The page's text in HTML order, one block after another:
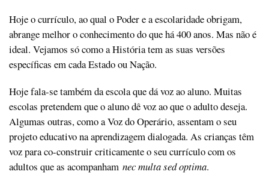
Hoje o currículo, ao qual o Poder e a escolaridade obrigam,
abrange melhor o conhecimento do que há 400 anos. Mas não é
ideal. Vejamos só como a História tem as suas versões
específicas em cada Estado ou Nação.
Hoje fala-se também da escola que dá voz ao aluno. Muitas
escolas pretendem que o aluno dê voz ao que o adulto deseja.
Algumas outras, como a Voz do Operário, assentam o seu
projeto educativo na aprendizagem dialogada. As crianças têm
voz para co-construir criticamente o seu currículo com os
adultos que as acompanham nec multa sed optima.